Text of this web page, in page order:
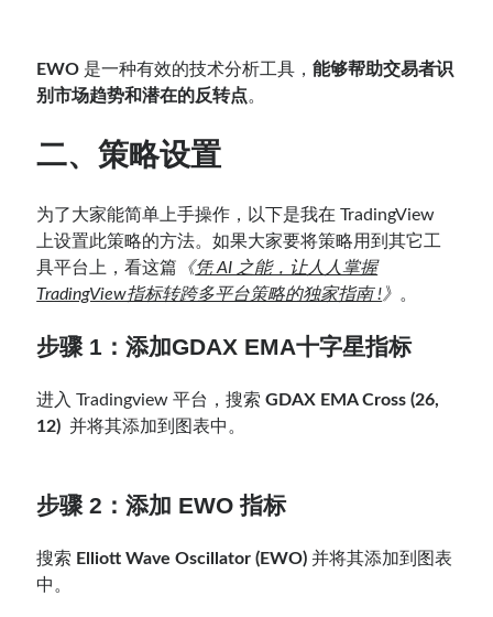
EWO 是一种有效的技术分析工具，能够帮助交易者识
别市场趋势和潜在的反转点。
二、策略设置
为了大家能简单上手操作，以下是我在 TradingView
上设置此策略的方法。如果大家要将策略用到其它工
具平台上，看这篇 《凭 AI 之能，让人人掌握
TradingView指标转跨多平台策略的独家指南 !》 。
步骤 1：添加GDAX EMA十字星指标
进入 Tradingview 平台，搜索GDAX EMA Cross (26,
12) 并将其添加到图表中。
步骤 2：添加 EWO 指标
搜索 Elliott Wave Oscillator (EWO)并将其添加到图表
中。